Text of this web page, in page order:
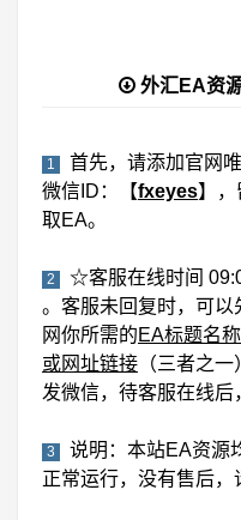
外汇EA资
1
首先，请添加官网
微信ID：【fxeyes】，
取EA。
2
☆客服在线时间
。客服未回复时，可以
网你所需的EA标题名
或网址链接 （三者之
发微信，待客服在线后
3
说明：本站EA资源
正常运行，没有售后，